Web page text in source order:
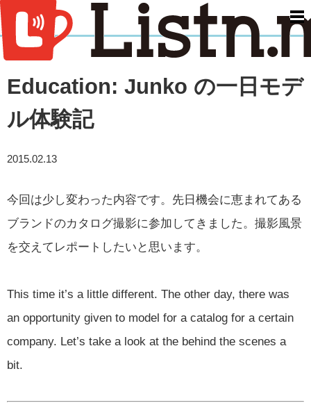
Education: Junko の一日モデ
ル体験記
2015.02.13
今回は少し変わった内容です。先日機会に恵まれてある
ブランドのカタログ撮影に参加してきました。撮影風景
を交えてレポートしたいと思います。
This time it’s a little different. The other day, there was
an opportunity given to model for a catalog for a certain
company. Let’s take a look at the behind the scenes a
bit.